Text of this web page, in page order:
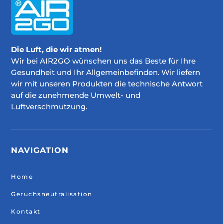
Die Luft, die wir atmen!
Wir bei AIR2GO wünschen uns das Beste für Ihre
Gesundheit und Ihr Allgemeinbefinden. Wir liefern
wir mit unseren Produkten die technische Antwort
auf die zunehmende Umwelt- und
Luftverschmutzung.
NAVIGATION
Home
Geruchsneutralisation
Kontakt